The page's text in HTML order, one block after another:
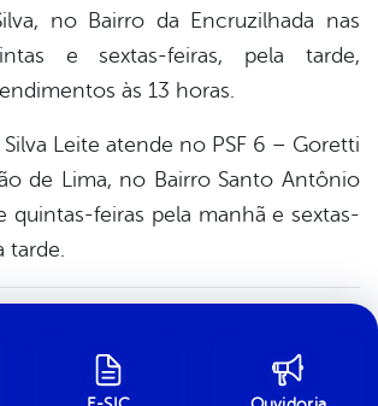
no Bairro da Encruzilhada nas
e sextas-feiras, pela tarde,
às 13 horas.
Silva Leite atende no PSF 6 – Goretti
de Lima, no Bairro Santo Antônio
quintas-feiras pela manhã e sextas-
tarde.